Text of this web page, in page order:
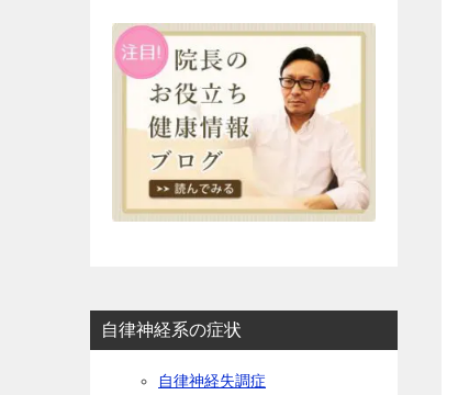
自律神経系の症状
自律神経失調症